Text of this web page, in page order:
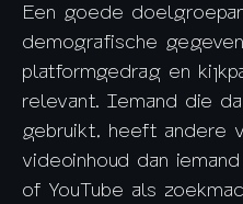
Een goede
demografische
platformgedrag en
relevant. Iemand die
gebruikt, heeft andere
videoinhoud dan
of YouTube als